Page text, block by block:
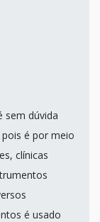
sem dúvida
é por meio
clínicas
é usado